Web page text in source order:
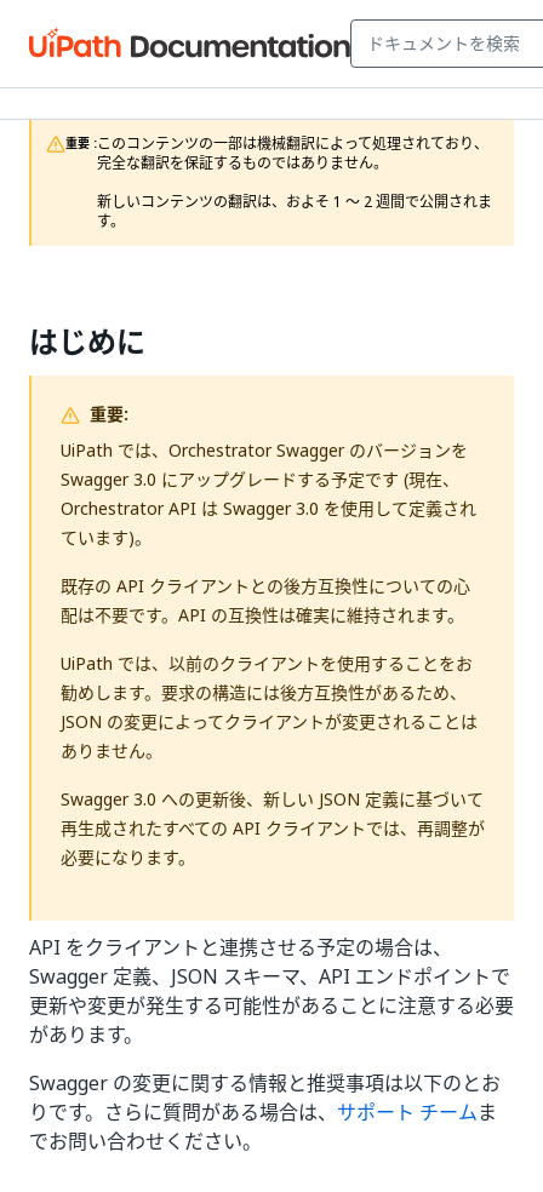
重要 :このコンテンツの一部は機械翻訳によって処理されており、
完全な翻訳を保証するものではありません。
新しいコンテンツの翻訳は、およそ 1 ～ 2 週間で公開されま
す。
はじめに
重要:
UiPath では、Orchestrator Swagger のバージョンを
Swagger 3.0 にアップグレードする予定です (現在、
Orchestrator API は Swagger 3.0 を使用して定義され
ています)。
既存の API クライアントとの後方互換性についての心
配は不要です。API の互換性は確実に維持されます。
UiPath では、以前のクライアントを使用することをお
勧めします。要求の構造には後方互換性があるため、
JSON の変更によってクライアントが変更されることは
ありません。
Swagger 3.0 への更新後、新しい JSON 定義に基づいて
再生成されたすべての API クライアントでは、再調整が
必要になります。
API をクライアントと連携させる予定の場合は、
Swagger 定義、JSON スキーマ、API エンドポイントで
更新や変更が発生する可能性があることに注意する必要
があります。
Swagger の変更に関する情報と推奨事項は以下のとお
りです。さらに質問がある場合は、 サポート チームま
でお問い合わせください。